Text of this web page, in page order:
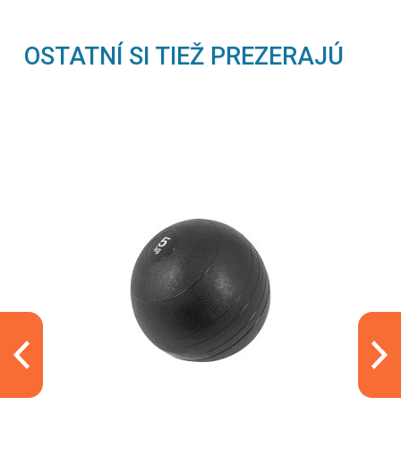
OSTATNÍ SI TIEŽ PREZERAJÚ